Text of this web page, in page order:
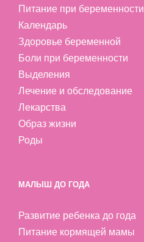
Питание при беременности
Календарь
Здоровье беременной
Боли при беременности
Выделения
Лечение и обследование
Лекарства
Образ жизни
Роды
МАЛЫШ ДО ГОДА
Развитие ребенка до года
Питание кормящей мамы